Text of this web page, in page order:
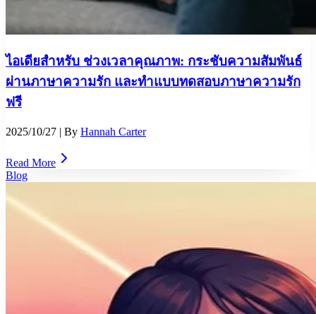
ไอเดียสำหรับ ช่วงเวลาคุณภาพ: กระชับความสัมพันธ์
ผ่านภาษาความรัก และทำแบบทดสอบภาษาความรัก
ฟรี
2025/10/27 | By Hannah Carter
Read More
Blog